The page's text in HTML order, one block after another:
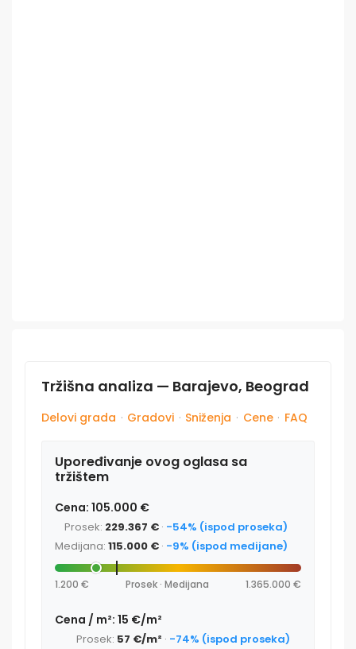
Tržišna analiza — Barajevo, Beograd
Delovi grada · Gradovi · Sniženja · Cene · FAQ
Upoređivanje ovog oglasa sa
tržištem
Cena: 105.000 €
Prosek: 229.367 € · -54% (ispod proseka)
Medijana: 115.000 € · -9% (ispod medijane)
1.200 € Prosek · Medijana 1.365.000 €
Cena / m²: 15 €/m²
Prosek: 57 €/m² · -74% (ispod proseka)